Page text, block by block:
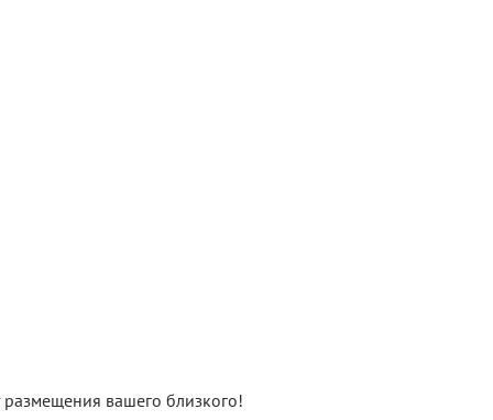
размещения вашего близкого!